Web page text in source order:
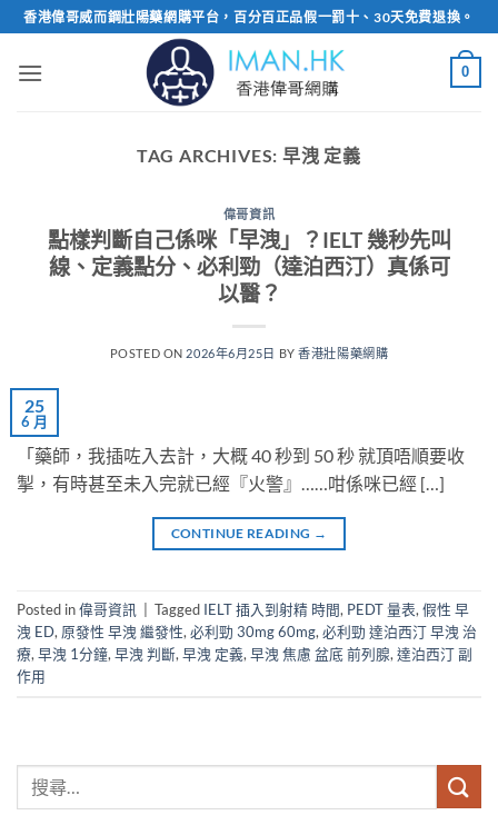
Skip
to
content
香港偉哥威而鋼壯陽藥網購平台，百分百正品假一罰十、30天免費退換。
0
TAG ARCHIVES:早洩 定義
偉哥資訊
點樣判斷自己係咪「早洩」？IELT 幾秒先叫
線、定義點分、必利勁（達泊西汀）真係可
以醫？
POSTED ON 2026年6月25日 BY香港壯陽藥網購
25
6 月
「藥師，我插咗入去計，大概 40 秒到 50 秒​ 就頂唔順要收
掣，有時甚至未入完就已經『火警』……咁係咪已經 […]
CONTINUE READING →
Posted in偉哥資訊 Tagged IELT 插入到射精 時間, PEDT 量表, 假性 早
洩 ED, 原發性 早洩 繼發性, 必利勁 30mg 60mg, 必利勁 達泊西汀 早洩 治
療, 早洩 1分鐘, 早洩 判斷, 早洩 定義, 早洩 焦慮 盆底 前列腺, 達泊西汀 副
作用